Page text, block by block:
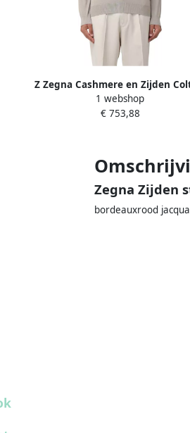
Z Zegna Cashmere en Zijden
Beige Heren
1 webshop
€ 753,88
Zegna Zijden
bordeauxrood